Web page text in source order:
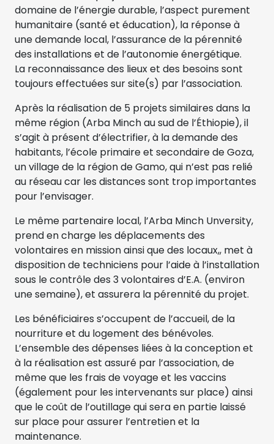
domaine de l’énergie durable, l’aspect purement
humanitaire (santé et éducation), la réponse à
une demande local, l’assurance de la pérennité
des installations et de l’autonomie énergétique.
La reconnaissance des lieux et des besoins sont
toujours effectuées sur site(s) par l’association.
Après la réalisation de 5 projets similaires dans la
même région (Arba Minch au sud de l’Éthiopie), il
s’agit à présent d’électrifier, à la demande des
habitants, l’école primaire et secondaire de Goza,
un village de la région de Gamo, qui n’est pas relié
au réseau car les distances sont trop importantes
pour l’envisager.
Le même partenaire local, l’Arba Minch Unversity,
prend en charge les déplacements des
volontaires en mission ainsi que des locaux,, met à
disposition de techniciens pour l’aide à l’installation
sous le contrôle des 3 volontaires d’E.A. (environ
une semaine), et assurera la pérennité du projet.
Les bénéficiaires s’occupent de l’accueil, de la
nourriture et du logement des bénévoles.
L’ensemble des dépenses liées à la conception et
à la réalisation est assuré par l’association, de
même que les frais de voyage et les vaccins
(également pour les intervenants sur place) ainsi
que le coût de l’outillage qui sera en partie laissé
sur place pour assurer l’entretien et la
maintenance.